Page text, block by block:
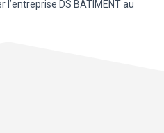
l’entreprise DS BÂTIMENT au